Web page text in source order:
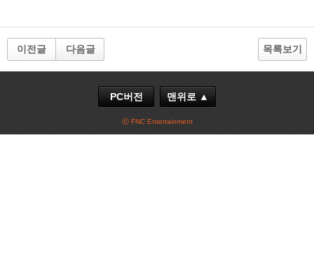
이전글 다음글 목록보기
PC버전 맨위로 ▲
ⓒ FNC Entertainment